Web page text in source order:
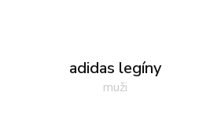
adidas legíny
muži